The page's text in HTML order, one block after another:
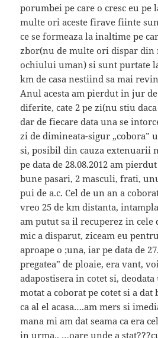
porumbei pe care o cresc eu pe
multe ori aceste firave fiinte
ce se formeaza la inaltime pe
zbor(nu de multe ori dispar din
ochiului uman) si sunt purtate
km de casa nestiind sa mai
Anul acesta am pierdut in jur
diferite, cate 2 pe zi(nu stiu
dar de fiecare data una se
zi de dimineata-sigur „cobora”
si, posibil din cauza extenuarii
pe data de 28.08.2012 am
bune pasari, 2 masculi, frati,
pui de a.c. Cel de un an a
vreo 25 de km distanta,
am putut sa il recuperez in cele
mic a disparut, ziceam eu
aproape o ;una, iar pe data de
pregatea” de ploaie, era vant,
adapostisera in cotet si,
motat a coborat pe cotet si a
ca al el acasa….am mers si
mana mi am dat seama ca era
in urma.. …oare unde a